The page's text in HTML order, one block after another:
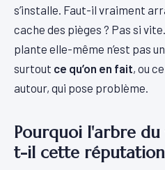
s’installe. Faut-il vraiment
cache des pièges ? Pas si
plante elle-même n’est pas
surtout ce qu’on en fait, ou
autour, qui pose problème.
Pourquoi l'arbre
t-il cette